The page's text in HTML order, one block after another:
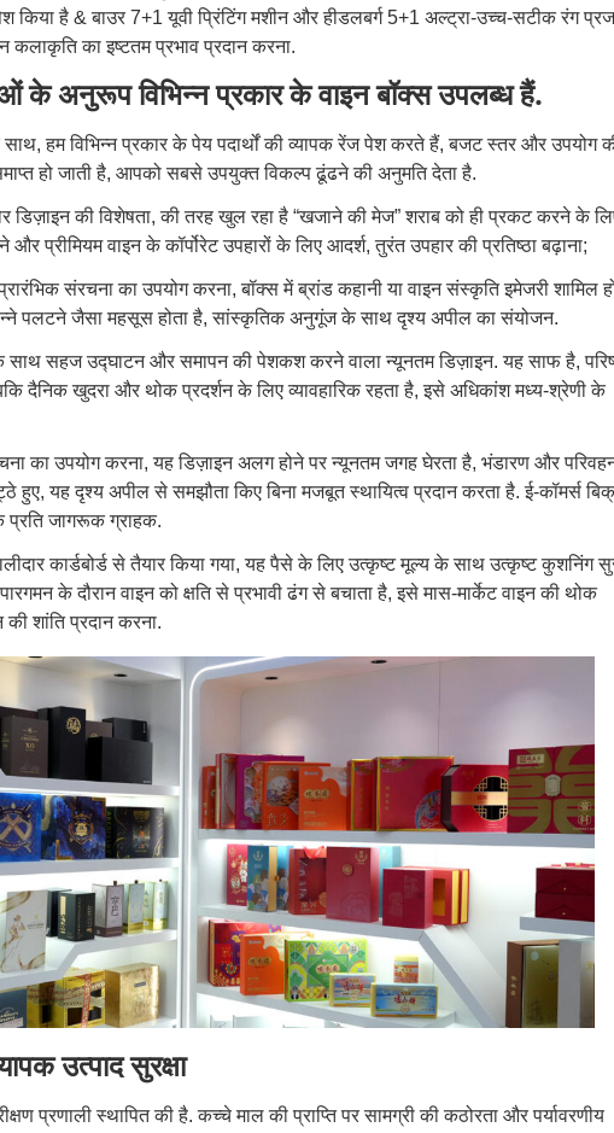
किया है & बाउर 7+1 यूवी प्रिंटिंग मशीन और हीडलबर्ग 5+1 अल्ट्रा-उच्च-सटीक रंग
कलाकृति का इष्टतम प्रभाव प्रदान करना.
अनुरूप विभिन्न प्रकार के वाइन बॉक्स उपलब्ध हैं.
हम विभिन्न प्रकार के पेय पदार्थों की व्यापक रेंज पेश करते हैं, बजट स्तर और उपयोग
हो जाती है, आपको सबसे उपयुक्त विकल्प ढूंढने की अनुमति देता है.
डिज़ाइन की विशेषता, की तरह खुल रहा है “खजाने की मेज” शराब को ही प्रकट करने के
और प्रीमियम वाइन के कॉर्पोरेट उपहारों के लिए आदर्श, तुरंत उपहार की प्रतिष्ठा बढ़ाना;
संरचना का उपयोग करना, बॉक्स में ब्रांड कहानी या वाइन संस्कृति इमेजरी शामिल
पलटने जैसा महसूस होता है, सांस्कृतिक अनुगूंज के साथ दृश्य अपील का संयोजन.
साथ सहज उद्घाटन और समापन की पेशकश करने वाला न्यूनतम डिज़ाइन. यह साफ है,
दैनिक खुदरा और थोक प्रदर्शन के लिए व्यावहारिक रहता है, इसे अधिकांश मध्य-श्रेणी के
का उपयोग करना, यह डिज़ाइन अलग होने पर न्यूनतम जगह घेरता है, भंडारण और
यह दृश्य अपील से समझौता किए बिना मजबूत स्थायित्व प्रदान करता है. ई-कॉमर्स
जागरूक ग्राहक.
कार्डबोर्ड से तैयार किया गया, यह पैसे के लिए उत्कृष्ट मूल्य के साथ उत्कृष्ट कुशनिंग
के दौरान वाइन को क्षति से प्रभावी ढंग से बचाता है, इसे मास-मार्केट वाइन की थोक
शांति प्रदान करना.
उत्पाद सुरक्षा
प्रणाली स्थापित की है. कच्चे माल की प्राप्ति पर सामग्री की कठोरता और पर्यावरणीय